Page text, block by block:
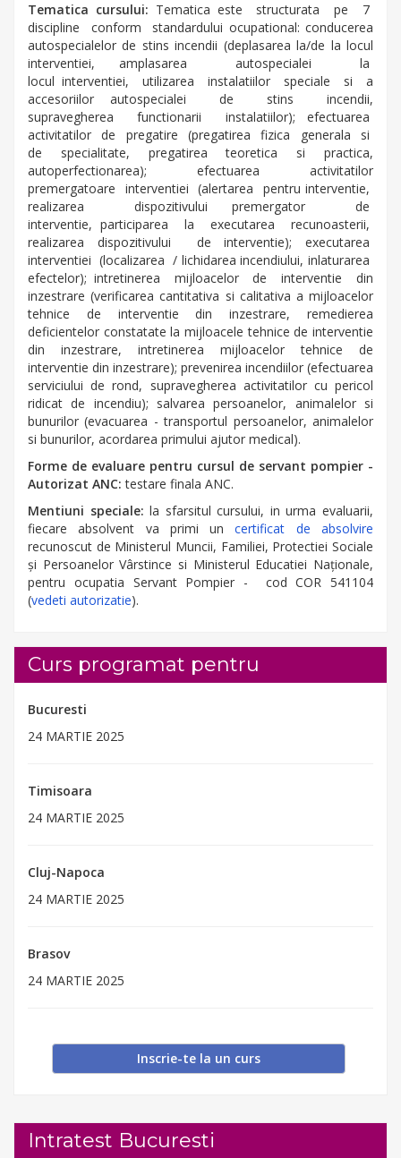
Tematica cursului: Tematica este structurata pe 7
discipline conform standardului ocupational: conducerea
autospecialelor de stins incendii (deplasarea la/de la locul
interventiei, amplasarea autospecialei la
locul interventiei, utilizarea instalatiilor speciale si a
accesoriilor autospecialei de stins incendii,
supravegherea functionarii instalatiilor); efectuarea
activitatilor de pregatire (pregatirea fizica generala si
de specialitate, pregatirea teoretica si practica,
autoperfectionarea); efectuarea activitatilor
premergatoare interventiei (alertarea pentru interventie,
realizarea dispozitivului premergator de
interventie, participarea la executarea recunoasterii,
realizarea dispozitivului de interventie); executarea
interventiei (localizarea / lichidarea incendiului, inlaturarea
efectelor); intretinerea mijloacelor de interventie din
inzestrare (verificarea cantitativa si calitativa a mijloacelor
tehnice de interventie din inzestrare, remedierea
deficientelor constatate la mijloacele tehnice de interventie
din inzestrare, intretinerea mijloacelor tehnice de
interventie din inzestrare); prevenirea incendiilor (efectuarea
serviciului de rond, supravegherea activitatilor cu pericol
ridicat de incendiu); salvarea persoanelor, animalelor si
bunurilor (evacuarea - transportul persoanelor, animalelor
si bunurilor, acordarea primului ajutor medical).
Forme de evaluare pentru cursul de servant pompier -
Autorizat ANC: testare finala ANC.
Mentiuni speciale:la sfarsitul cursului, in urma evaluarii,
fiecare absolvent va primi uncertificat de absolvire
recunoscut de Ministerul Muncii, Familiei, Protectiei Sociale
şi Persoanelor Vârstince si Ministerul Educatiei Naţionale,
pentru ocupatia Servant Pompier - cod COR 541104
(vedeti autorizatie).
Curs programat pentru
Bucuresti
24 MARTIE 2025
Timisoara
24 MARTIE 2025
Cluj-Napoca
24 MARTIE 2025
Brasov
24 MARTIE 2025
Inscrie-te la un curs
Intratest Bucuresti